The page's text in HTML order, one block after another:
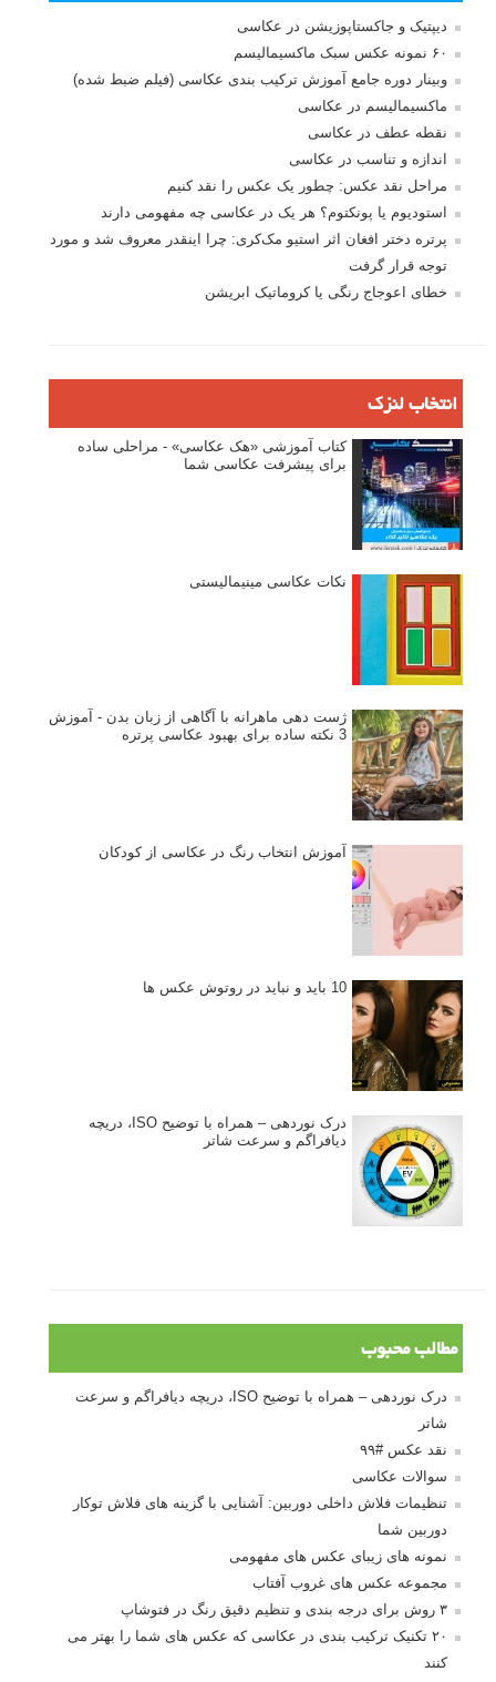
دیپتیک و جاکستا‌پوزیشن در عکاسی
۶۰ نمونه عکس سبک ماکسیمالیسم
وبینار دوره جامع آموزش ترکیب بندی عکاسی (فیلم ضبط شده)
ماکسیمالیسم در عکاسی
نقطه عطف در عکاسی
اندازه و تناسب در عکاسی
مراحل نقد عکس: چطور یک عکس را نقد کنیم
استودیوم یا پونکتوم؟ هر یک در عکاسی چه مفهومی دارند
پرتره دختر افغان اثر استیو مک‌کری: چرا اینقدر معروف شد و مورد
توجه قرار گرفت
خطای اعوجاج رنگی یا کروماتیک ابریشن
انتخاب لنزک
کتاب آموزشی «هک عکاسی» - مراحلی ساده
برای پیشرفت عکاسی شما
نکات عکاسی مینیمالیستی
ژست دهی ماهرانه با آگاهی از زبان بدن - آموزش
3 نکته ساده برای بهبود عکاسی پرتره
آموزش انتخاب رنگ در عکاسی از کودکان
10 باید و نباید در روتوش عکس ها
درک نوردهی – همراه با توضیح ISO، دریچه
دیافراگم و سرعت شاتر
مطالب محبوب
درک نوردهی – همراه با توضیح ISO، دریچه دیافراگم و سرعت
شاتر
نقد عکس #۹۹
سوالات عکاسی
تنظیمات فلاش داخلی دوربین: آشنایی با گزینه های فلاش توکار
دوربین شما
نمونه های زیبای عکس های مفهومی
مجموعه عکس های غروب آفتاب
۳ روش برای درجه بندی و تنظیم دقیق رنگ در فتوشاپ
۲۰ تکنیک ترکیب بندی در عکاسی که عکس های شما را بهتر می
کنند